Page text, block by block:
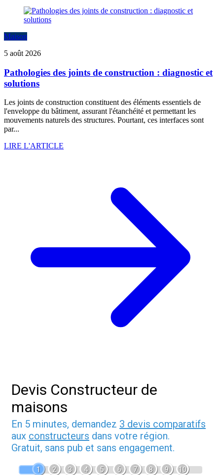
Maison
5 août 2026
Pathologies des joints de construction : diagnostic et
solutions
Les joints de construction constituent des éléments essentiels de
l'enveloppe du bâtiment, assurant l'étanchéité et permettant les
mouvements naturels des structures. Pourtant, ces interfaces sont
par...
LIRE L'ARTICLE
Devis Constructeur de
maisons
En 5 minutes, demandez 3 devis comparatifs
aux constructeurs dans votre région.
Gratuit, sans pub et sans engagement.
1 2 3 4 5 6 7 8 9 10